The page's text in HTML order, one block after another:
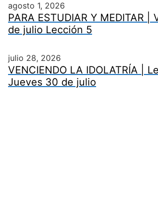
agosto 1, 2026
PARA ESTUDIAR Y MEDITAR |
de julio Lección 5
julio 28, 2026
VENCIENDO LA IDOLATRÍA |
Jueves 30 de julio